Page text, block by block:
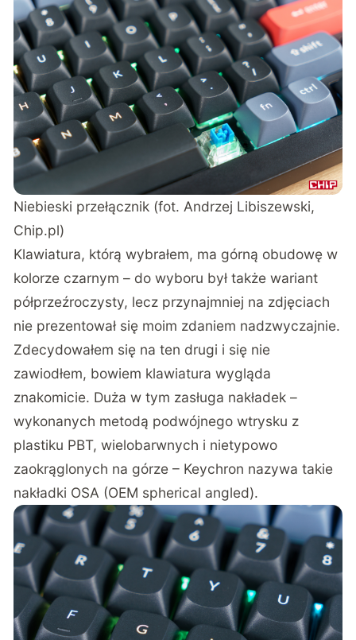
Niebieski przełącznik (fot. Andrzej Libiszewski,
Chip.pl)
Klawiatura, którą wybrałem, ma górną obudowę w
kolorze czarnym – do wyboru był także wariant
półprzeźroczysty, lecz przynajmniej na zdjęciach
nie prezentował się moim zdaniem nadzwyczajnie.
Zdecydowałem się na ten drugi i się nie
zawiodłem, bowiem klawiatura wygląda
znakomicie. Duża w tym zasługa nakładek –
wykonanych metodą podwójnego wtrysku z
plastiku PBT, wielobarwnych i nietypowo
zaokrąglonych na górze – Keychron nazywa takie
nakładki OSA (OEM spherical angled).